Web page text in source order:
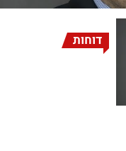
דוחות